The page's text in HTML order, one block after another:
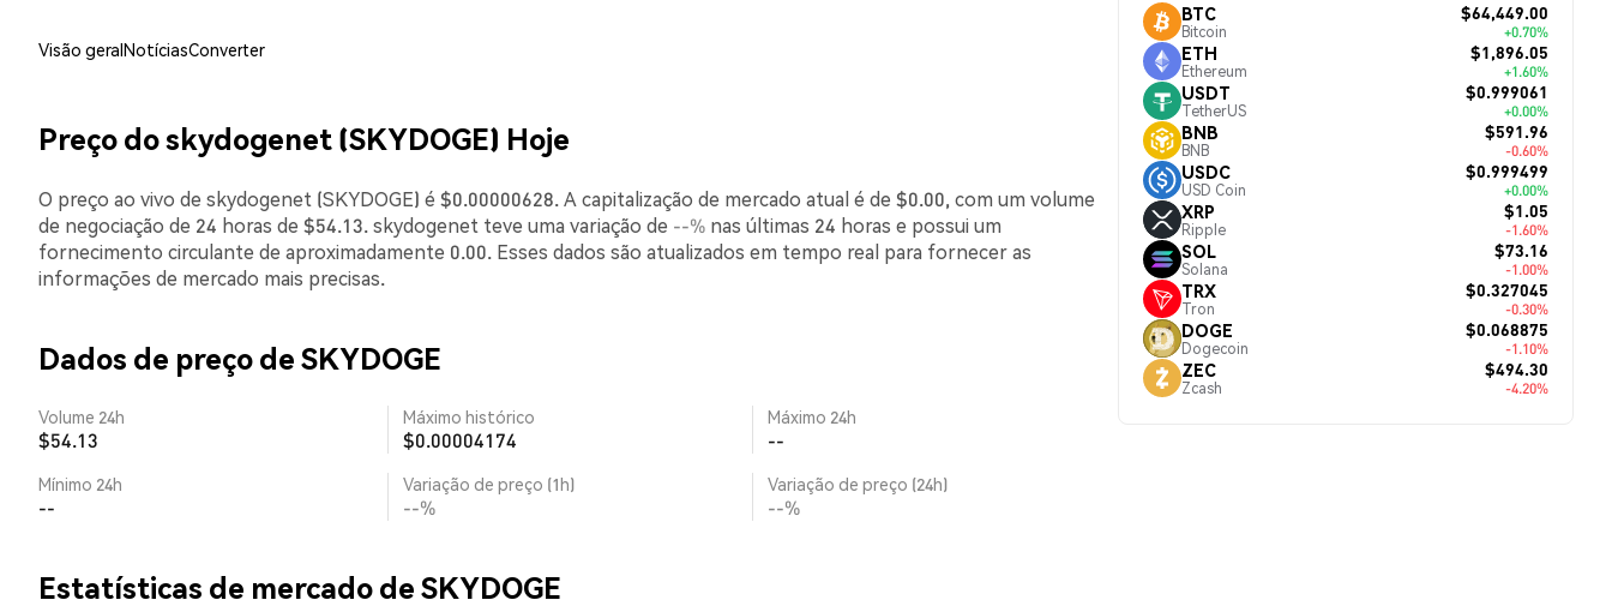
Visão geralNotíciasConverter
Preço do skydogenet (SKYDOGE) Hoje
O preço ao vivo de skydogenet (SKYDOGE) é $0.00000628. A capitalização de mercado atual é de $0.00, com um volume
de negociação de 24 horas de $54.13. skydogenet teve uma variação de --% nas últimas 24 horas e possui um
fornecimento circulante de aproximadamente 0.00. Esses dados são atualizados em tempo real para fornecer as
informações de mercado mais precisas.
Dados de preço de SKYDOGE
Volume 24h
$54.13
Máximo histórico
$0.00004174
Máximo 24h
--
Mínimo 24h
--
Variação de preço (1h)
--%
Variação de preço (24h)
--%
Estatísticas de mercado de SKYDOGE
BTC
Bitcoin
$64,449.00
+0.70%
ETH
Ethereum
$1,896.05
+1.60%
USDT
TetherUS
$0.999061
+0.00%
BNB
BNB
$591.96
-0.60%
USDC
USD Coin
$0.999499
+0.00%
XRP
Ripple
$1.05
-1.60%
SOL
Solana
$73.16
-1.00%
TRX
Tron
$0.327045
-0.30%
DOGE
Dogecoin
$0.068875
-1.10%
ZEC
Zcash
$494.30
-4.20%